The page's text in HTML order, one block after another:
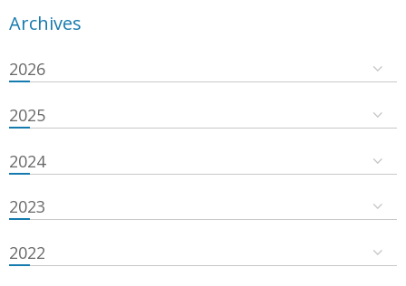
Archives
2026
2025
2024
2023
2022